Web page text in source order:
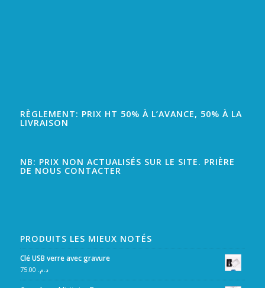
RÈGLEMENT: PRIX HT 50% À L’AVANCE, 50% À LA
LIVRAISON
NB: PRIX NON ACTUALISÉS SUR LE SITE. PRIÈRE
DE NOUS CONTACTER
PRODUITS LES MIEUX NOTÉS
Clé USB verre avec gravure
د.م.